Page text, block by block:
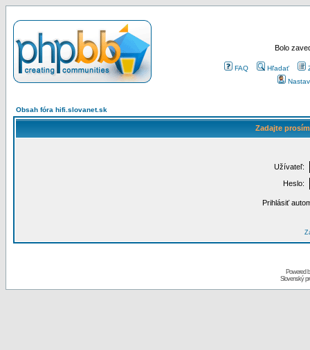
Bolo
FAQ Hľadať
Obsah fóra hifi.slovanet.sk
Zadajte
Užívateľ:
Heslo:
Prihlásiť
Powered
Slovenský